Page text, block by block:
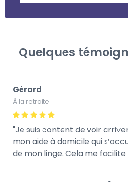
Quelques
Gérard
À la retraite
Je suis content de voir
mon aide à domicile qui
de mon linge. Cela me facilite